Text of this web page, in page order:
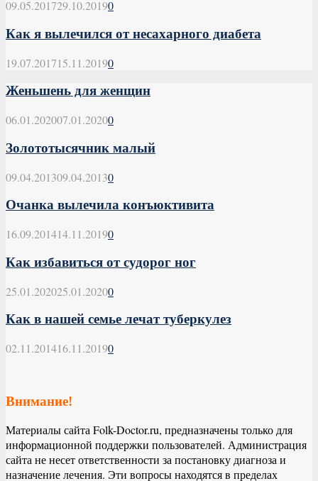
09.05.201729.10.20190
Как я вылечился от несахарного диабета
19.07.201715.11.20190
Женьшень для женщин
06.01.202007.01.20200
Золототысячник малый
09.04.201309.04.20130
Очанка вылечила конъюктивита
16.09.201414.11.20190
Как избавиться от судорог ног
25.01.202025.01.20200
Как в нашей семье лечат туберкулез
02.11.201416.11.20190
Внимание!
Материалы сайта Folk-Doctor.ru, предназначены только для
информационной поддержки пользователей. Администрация
сайта не несет ответственности за постановку диагноза и
назначение лечения. Эти вопросы находятся в пределах